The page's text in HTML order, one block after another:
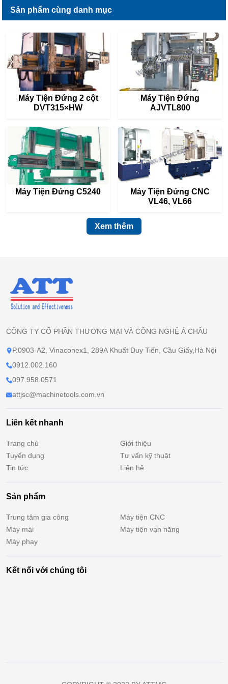
Sản phẩm cùng danh mục
Máy Tiện Đứng 2 cột
DVT315×HW
Máy Tiện Đứng
AJVTL800
Máy Tiện Đứng C5240
Máy Tiện Đứng CNC
VL46, VL66
Xem thêm
CÔNG TY CỔ PHẦN THƯƠNG MẠI VÀ CÔNG NGHỆ Á CHÂU
P.0903-A2, Vinaconex1, 289A Khuất Duy Tiến, Cầu Giấy,Hà Nội
0912.002.160
097.958.0571
attjsc@machinetools.com.vn
Liên kết nhanh
Trang chủ
Giới thiệu
Tuyển dụng
Tư vấn kỹ thuật
Tin tức
Liên hệ
Sản phẩm
Trung tâm gia công
Máy tiện CNC
Máy mài
Máy tiện vạn năng
Máy phay
Kết nối với chúng tôi